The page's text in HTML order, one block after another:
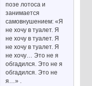
позе лотоса и
занимается
самовнушением: «Я
не хочу в туалет. Я
не хочу в туалет. Я
не хочу в туалет. Я
не хочу… Это не я
обгадился. Это не я
обгадился. Это не
я…» .